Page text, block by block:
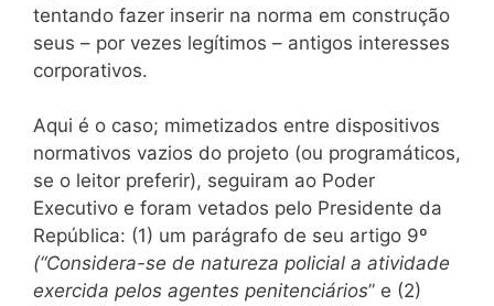
tentando fazer inserir na norma em construção
seus – por vezes legítimos – antigos interesses
corporativos.
Aqui é o caso; mimetizados entre dispositivos
normativos vazios do projeto (ou programáticos,
se o leitor preferir), seguiram ao Poder
Executivo e foram vetados pelo Presidente da
República: (1) um parágrafo de seu artigo 9º
(“Considera-se de natureza policial a atividade
exercida pelos agentes penitenciários” e (2)